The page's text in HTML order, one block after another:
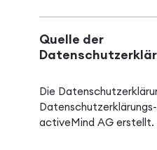
Quelle der
Die
activeMind AG erstellt.